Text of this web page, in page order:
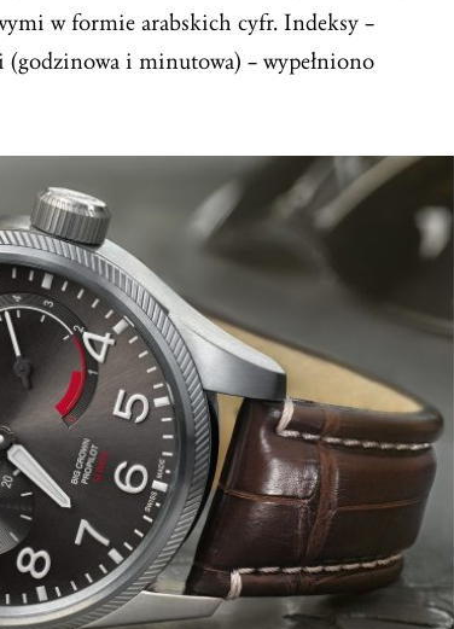
w formie arabskich cyfr. Indeksy –
i minutowa) – wypełniono